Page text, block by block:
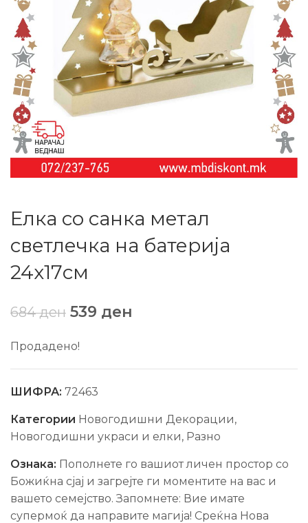
Елка со санка метал
светлечка на батерија
24х17см
684ден 539 ден
Продадено!
ШИФРА: 72463
Категории Новогодишни Декорации,
Новогодишни украси и елки, Разно
Ознака: Пополнете го вашиот личен простор со
Божиќна сјај и загрејте ги моментите на вас и
вашето семејство. Запомнете: Вие имате
супермоќ да направите магија! Среќна Нова